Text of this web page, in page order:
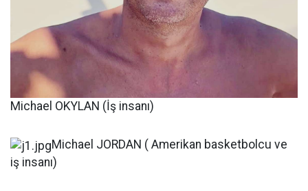
Michael OKYLAN (İş insanı)
Michael JORDAN ( Amerikan basketbolcu ve
iş insanı)